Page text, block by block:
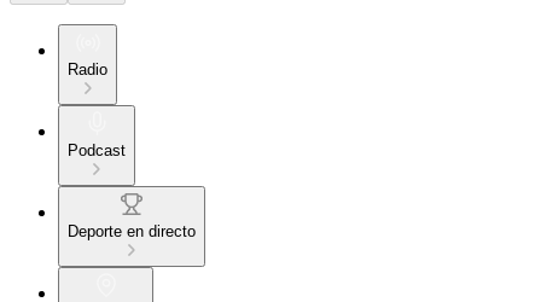
Radio
Podcast
Deporte en directo